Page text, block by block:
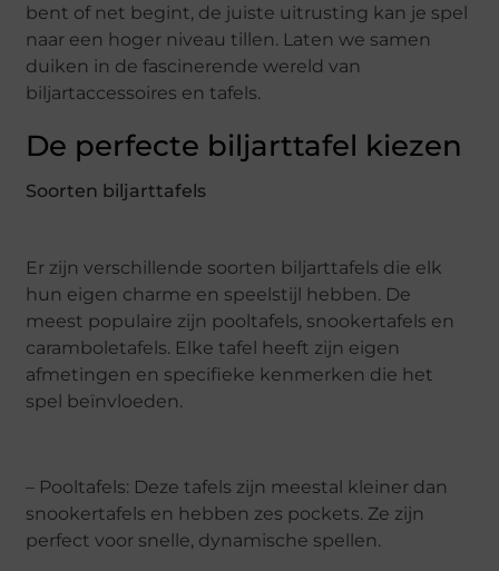
bent of net begint, de juiste uitrusting kan je spel
naar een hoger niveau tillen. Laten we samen
duiken in de fascinerende wereld van
biljartaccessoires en tafels.
De perfecte biljarttafel kiezen
Soorten biljarttafels
Er zijn verschillende soorten biljarttafels die elk
hun eigen charme en speelstijl hebben. De
meest populaire zijn pooltafels, snookertafels en
caramboletafels. Elke tafel heeft zijn eigen
afmetingen en specifieke kenmerken die het
spel beïnvloeden.
– Pooltafels: Deze tafels zijn meestal kleiner dan
snookertafels en hebben zes pockets. Ze zijn
perfect voor snelle, dynamische spellen.